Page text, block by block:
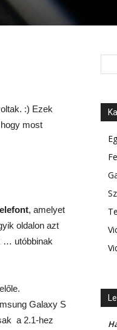
:) Ezek
most
, amelyet
oldalon azt
… utóbbinak
Galaxy S
a 2.1-hez